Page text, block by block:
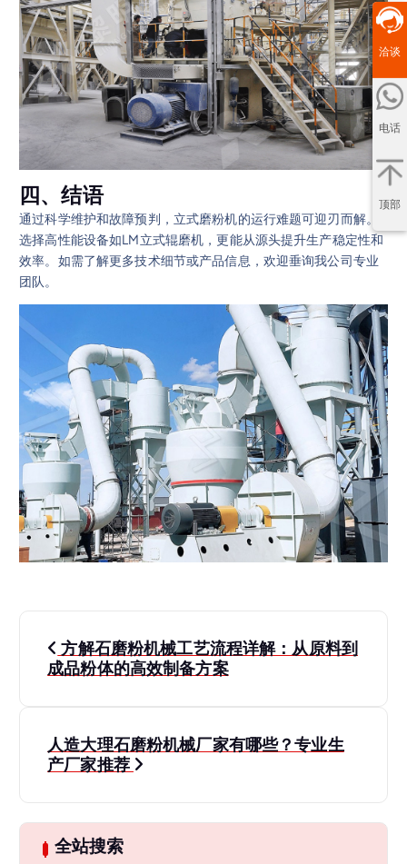
四、结语
通过科学维护和故障预判，立式磨粉机的运行难题可迎刃而解。
选择高性能设备如LM立式辊磨机，更能从源头提升生产稳定性和
效率。如需了解更多技术细节或产品信息，欢迎垂询我公司专业
团队。
文
章
航
方解石磨粉机械工艺流程详解：从原料到
成品粉体的高效制备方案
人造大理石磨粉机械厂家有哪些？专业生
产厂家推荐
全站搜索
洽谈
电话
顶部